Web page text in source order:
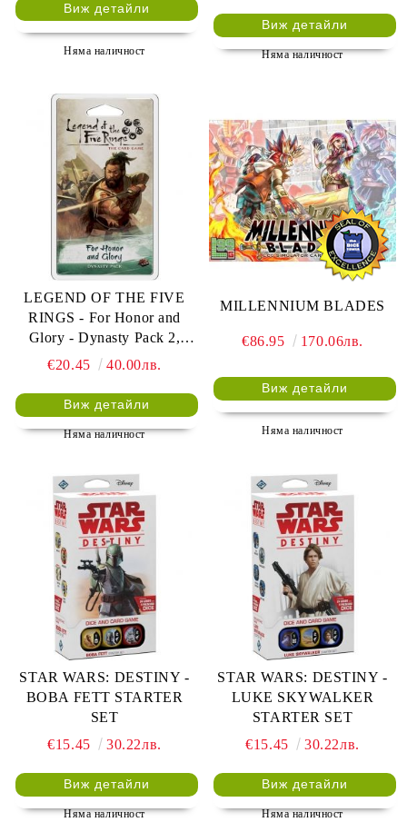
Виж детайли
Няма наличност
Виж детайли
Няма наличност
LEGEND OF THE FIVE
RINGS - For Honor and
Glory - Dynasty Pack 2,
Cycle 1
€20.45 40.00лв.
Виж детайли
Няма наличност
MILLENNIUM BLADES
€86.95 170.06лв.
Виж детайли
Няма наличност
STAR WARS: DESTINY -
BOBA FETT STARTER
SET
€15.45
30.22лв.
Виж детайли
Няма наличност
STAR WARS: DESTINY -
LUKE SKYWALKER
STARTER SET
€15.45
30.22лв.
Виж детайли
Няма наличност